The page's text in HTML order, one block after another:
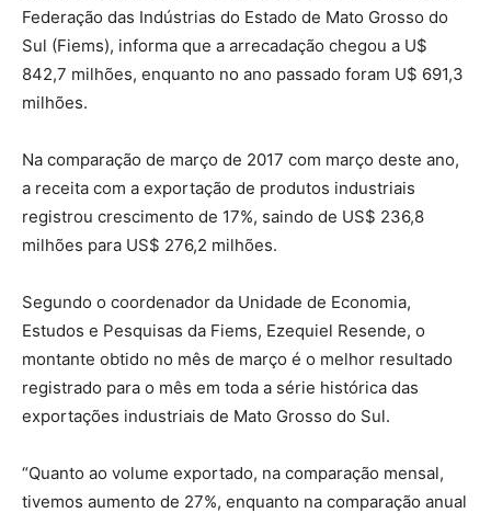
Federação das Indústrias do Estado de Mato Grosso do
Sul (Fiems), informa que a arrecadação chegou a U$
842,7 milhões, enquanto no ano passado foram U$ 691,3
milhões.
Na comparação de março de 2017 com março deste ano,
a receita com a exportação de produtos industriais
registrou crescimento de 17%, saindo de US$ 236,8
milhões para US$ 276,2 milhões.
Segundo o coordenador da Unidade de Economia,
Estudos e Pesquisas da Fiems, Ezequiel Resende, o
montante obtido no mês de março é o melhor resultado
registrado para o mês em toda a série histórica das
exportações industriais de Mato Grosso do Sul.
“Quanto ao volume exportado, na comparação mensal,
tivemos aumento de 27%, enquanto na comparação anual